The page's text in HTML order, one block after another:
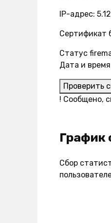
IP-адрес:
Сертификат
Статус
Дата и
Проверить
! Сообщено,
График
Сбор